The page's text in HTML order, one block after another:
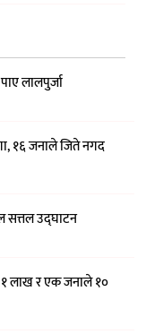
लालपुर्जा
१६ जनाले जिते नगद
सत्तल उद्घाटन
लाख र एक जनाले १०